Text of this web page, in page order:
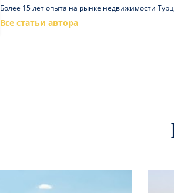
Более 15 лет опыта на рынке недвижимости
Все статьи автора